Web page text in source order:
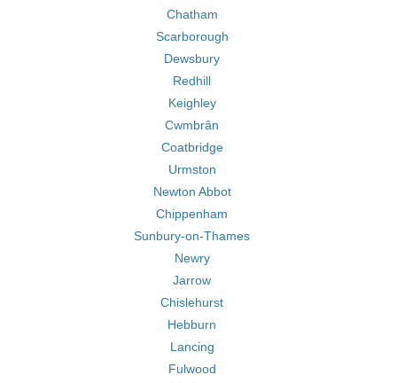
Chatham
Scarborough
Dewsbury
Redhill
Keighley
Cwmbrân
Coatbridge
Urmston
Newton Abbot
Chippenham
Sunbury-on-Thames
Newry
Jarrow
Chislehurst
Hebburn
Lancing
Fulwood